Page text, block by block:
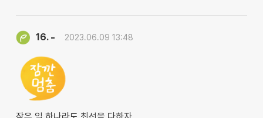
16. - 2023.06.09 13:48